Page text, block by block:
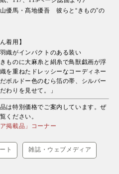
優馬・髙地優吾 彼らと“きもの”の
着用】
織がインパクトのある装い
きものに大麻糸と絹糸で鳥獣戯画が浮
を重ねたドレッシーなコーディネー
ボルドー色のむら箔の帯、シルバー
わりを見せて。」
は特別価格でご案内しています。ぜ
ください。
掲載品」コーナー
ト 雑誌・ウェブメディア